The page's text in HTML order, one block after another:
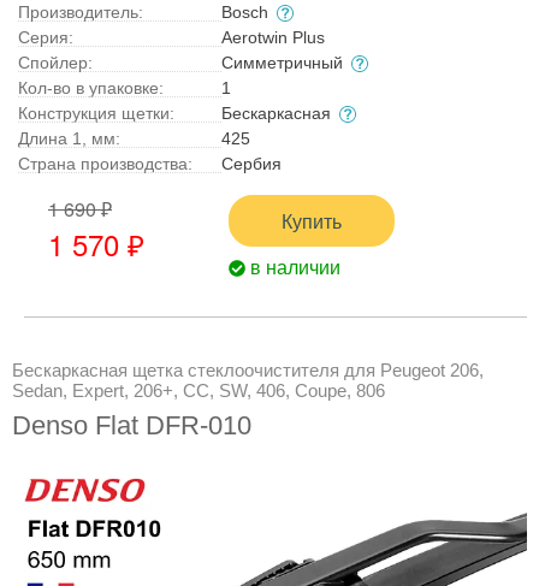
Производитель:
Bosch
Серия:
Aerotwin Plus
Спойлер:
Симметричный
Кол-во в упаковке:
1
Конструкция щетки:
Бескаркасная
Длина 1, мм:
425
Страна производства:
Сербия
1 690 ₽
1 570 ₽
Купить
в наличии
Бескаркасная щетка стеклоочистителя для Peugeot 206,
Sedan, Expert, 206+, CC, SW, 406, Coupe, 806
Denso Flat DFR-010